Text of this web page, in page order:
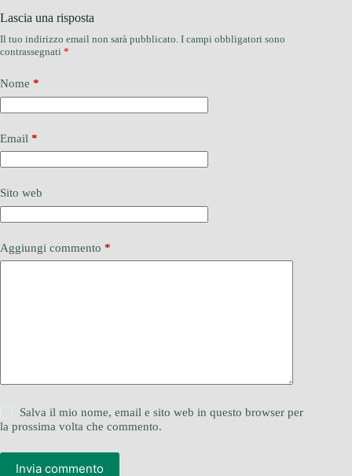
Lascia una risposta
Il tuo indirizzo email non sarà pubblicato. I campi obbligatori sono
contrassegnati *
Nome *
Email *
Sito web
Aggiungi commento *
Salva il mio nome, email e sito web in questo browser per
la prossima volta che commento.
Invia commento